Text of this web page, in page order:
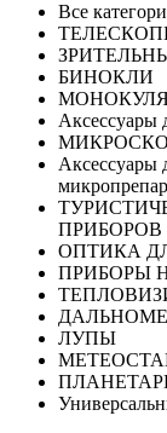
Все
ТЕЛЕСКОПЫ
БИНОКЛИ
Аксессуары
Аксессуары
ПРИБОРОВ
ОПТИКА
ПРИБОРЫ
ЛУПЫ